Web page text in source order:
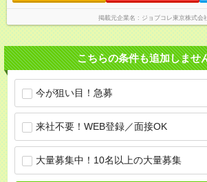
掲載元企業名 ジョブコレ東京株式会
こちらの条件も追加しませ
今が狙い目！急募
来社不要！WEB登録／面接OK
大量募集中！10名以上の大量募集